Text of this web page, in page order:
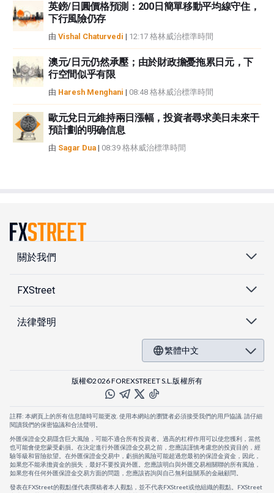
英鎊/日圓價格預測：200日簡單移動平均線守住，
下行風險仍存
由 Vishal Chaturvedi | 12:17 格林威治標準時間
澳元/日元仍然承壓；由於財政擔憂拖累日元，下
行空間似乎有限
由 Haresh Menghani | 08:48 格林威治標準時間
歐元兌日元維持兩日漲幅，投資者尋求美日未來干
預計劃的明确信息
由 Sagar Dua | 08:39 格林威治標準時間
關於我們
FXStreet
法律聲明
繁體中文
版權©2026 FOREXSTREET S.L.版權所有
註釋: 本網頁上的所有信息隨時可能更改. 使用本網站的瀏覽者必須接受我們的用戶協議. 請仔細
閱讀我們的保密協議和合法聲明。
外匯保證金交易隱含巨大風險，可能不適合所有投資者。過高的杠桿作用可以使您獲利，當然
也可能會使您蒙受虧損。在決定進行外匯保證金交易之前，您應該謹慎考慮您的投資目的，經
驗等級和冒險欲望。在外匯保證金交易中，虧損的風險可能超過您最初的保證金資金，因此，
如果您不能承擔資金的損失，最好不要投資外匯。您應該明白與外匯交易相關聯的所有風險，
如果您有任何外匯保證金交易方面的問題，您應該咨詢與自己無利益關系的金融顧問。
發表在FXStreet的觀點僅代表撰稿者本人觀點，並不代表FXStreet或他組織的觀點。FXStreet